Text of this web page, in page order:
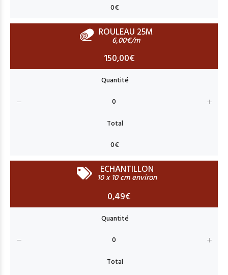
ROULEAU 25M
6,00€/m
150,00€
ECHANTILLON
10 x 10 cm environ
0,49€